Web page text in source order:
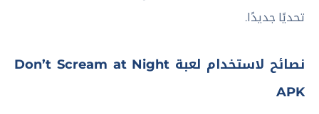
تحديًا جديدًا.
نصائح لاستخدام لعبة Don’t Scream at Night
APK